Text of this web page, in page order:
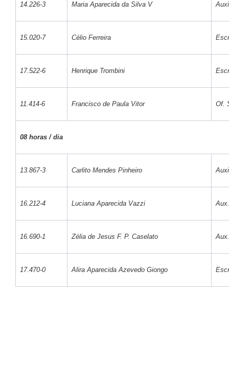
14.226-3 Maria Aparecida da Silva V
15.020-7 Célio Ferreira
17.522-6 Henrique Trombini
11.414-6 Francisco de Paula Vitor Of.
08 horas / dia
13.867-3 Carlito Mendes Pinheiro
16.212-4 Luciana Aparecida Vazzi
16.690-1 Zélia de Jesus F. P. Caselato
17.470-0 Alira Aparecida Azevedo Giongo